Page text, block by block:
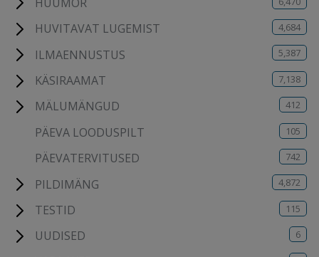
HUVITAVAT LUGEMIST 4,684
ILMAENNUSTUS 5,387
KÄSIRAAMAT 7,138
MÄLUMÄNGUD 412
PÄEVA LOODUSPILT 105
PÄEVATERVITUSED 742
PILDIMÄNG 4,872
TESTID 115
UUDISED 6